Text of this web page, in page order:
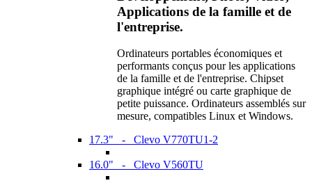
Applications de la famille et de
l'entreprise.
Ordinateurs portables économiques et
performants conçus pour les applications
de la famille et de l'entreprise. Chipset
graphique intégré ou carte graphique de
petite puissance. Ordinateurs assemblés sur
mesure, compatibles Linux et Windows.
17.3" - Clevo V770TU1-2
16.0" - Clevo V560TU